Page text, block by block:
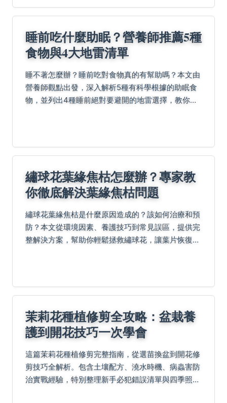
睡前吃什麼助眠？營養師推薦5種
食物與4大地雷清單
睡不著怎麼辦？睡前吃對食物真的有幫助嗎？本文由
營養師觀點出發，深入解析5種有科學根據的助眠食
物，並列出4種睡前絕對要避開的地雷選擇，教你正
繡球花葉緣焦枯怎麼辦？專家教
你徹底解決葉緣焦枯問題
繡球花葉緣焦枯是什麼原因造成的？該如何治療和預
防？本文從環境因素、養護技巧到常見誤區，提供完
整解決方案，幫助你輕鬆拯救繡球花，讓葉片恢復翠
茉莉花種植修剪全攻略：盆栽養
護到開花技巧一次學會
這篇茉莉花種植修剪完整指南，從選苗換盆到開花修
剪技巧全解析。包含土壤配方、澆水時機、病蟲害防
治實戰經驗，特別整理新手必犯錯誤清單與四季照顧